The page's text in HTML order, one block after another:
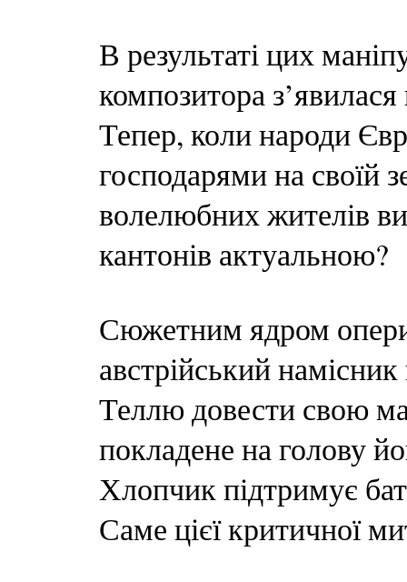
В результаті цих
композитора
Тепер, коли народи
господарями на своїй
волелюбних жителів
кантонів актуальною?
Сюжетним ядром опери
австрійський
Теллю довести свою
покладене на голову
Хлопчик підтримує
Саме цієї критичної